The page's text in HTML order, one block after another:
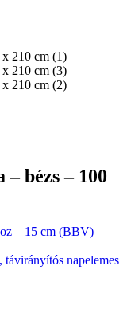
bézs – 100
– 15 cm (BBV)
napelemes